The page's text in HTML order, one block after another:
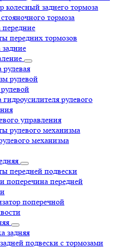
колесный заднего тормоза
тормоза
передние
передних тормозов
рулевой
рулевого
управления
рулевого механизма
механизма
передней подвески
поперечина передней
поперечной
задняя
подвески с тормозами